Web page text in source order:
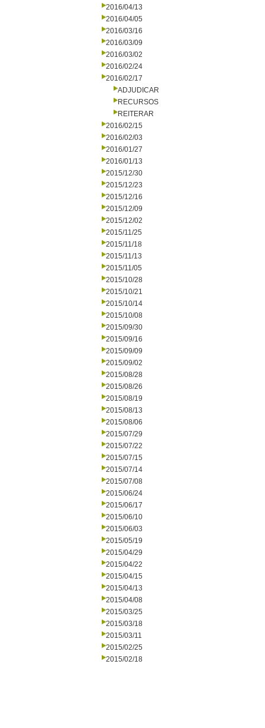
2016/04/13
2016/04/05
2016/03/16
2016/03/09
2016/03/02
2016/02/24
2016/02/17
ADJUDICAR
RECURSOS
REITERAR
2016/02/15
2016/02/03
2016/01/27
2016/01/13
2015/12/30
2015/12/23
2015/12/16
2015/12/09
2015/12/02
2015/11/25
2015/11/18
2015/11/13
2015/11/05
2015/10/28
2015/10/21
2015/10/14
2015/10/08
2015/09/30
2015/09/16
2015/09/09
2015/09/02
2015/08/28
2015/08/26
2015/08/19
2015/08/13
2015/08/06
2015/07/29
2015/07/22
2015/07/15
2015/07/14
2015/07/08
2015/06/24
2015/06/17
2015/06/10
2015/06/03
2015/05/19
2015/04/29
2015/04/22
2015/04/15
2015/04/13
2015/04/08
2015/03/25
2015/03/18
2015/03/11
2015/02/25
2015/02/18